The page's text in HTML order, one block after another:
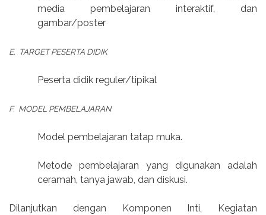
media pembelajaran interaktif, dan
gambar/poster
E. TARGET PESERTA DIDIK
Peserta didik reguler/tipikal
F. MODEL PEMBELAJARAN
Model pembelajaran tatap muka.
Metode pembelajaran yang digunakan adalah
ceramah, tanya jawab, dan diskusi.
Dilanjutkan dengan Komponen Inti, Kegiatan